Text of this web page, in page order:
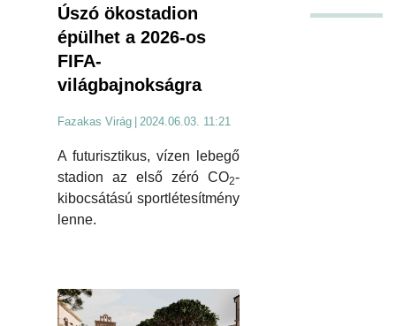
Úszó ökostadion
épülhet a 2026-os
FIFA-
világbajnokságra
Fazakas Virág 2024.06.03. 11:21
A futurisztikus, vízen lebegő
stadion az első zéró CO2-
kibocsátású sportlétesítmény
lenne.